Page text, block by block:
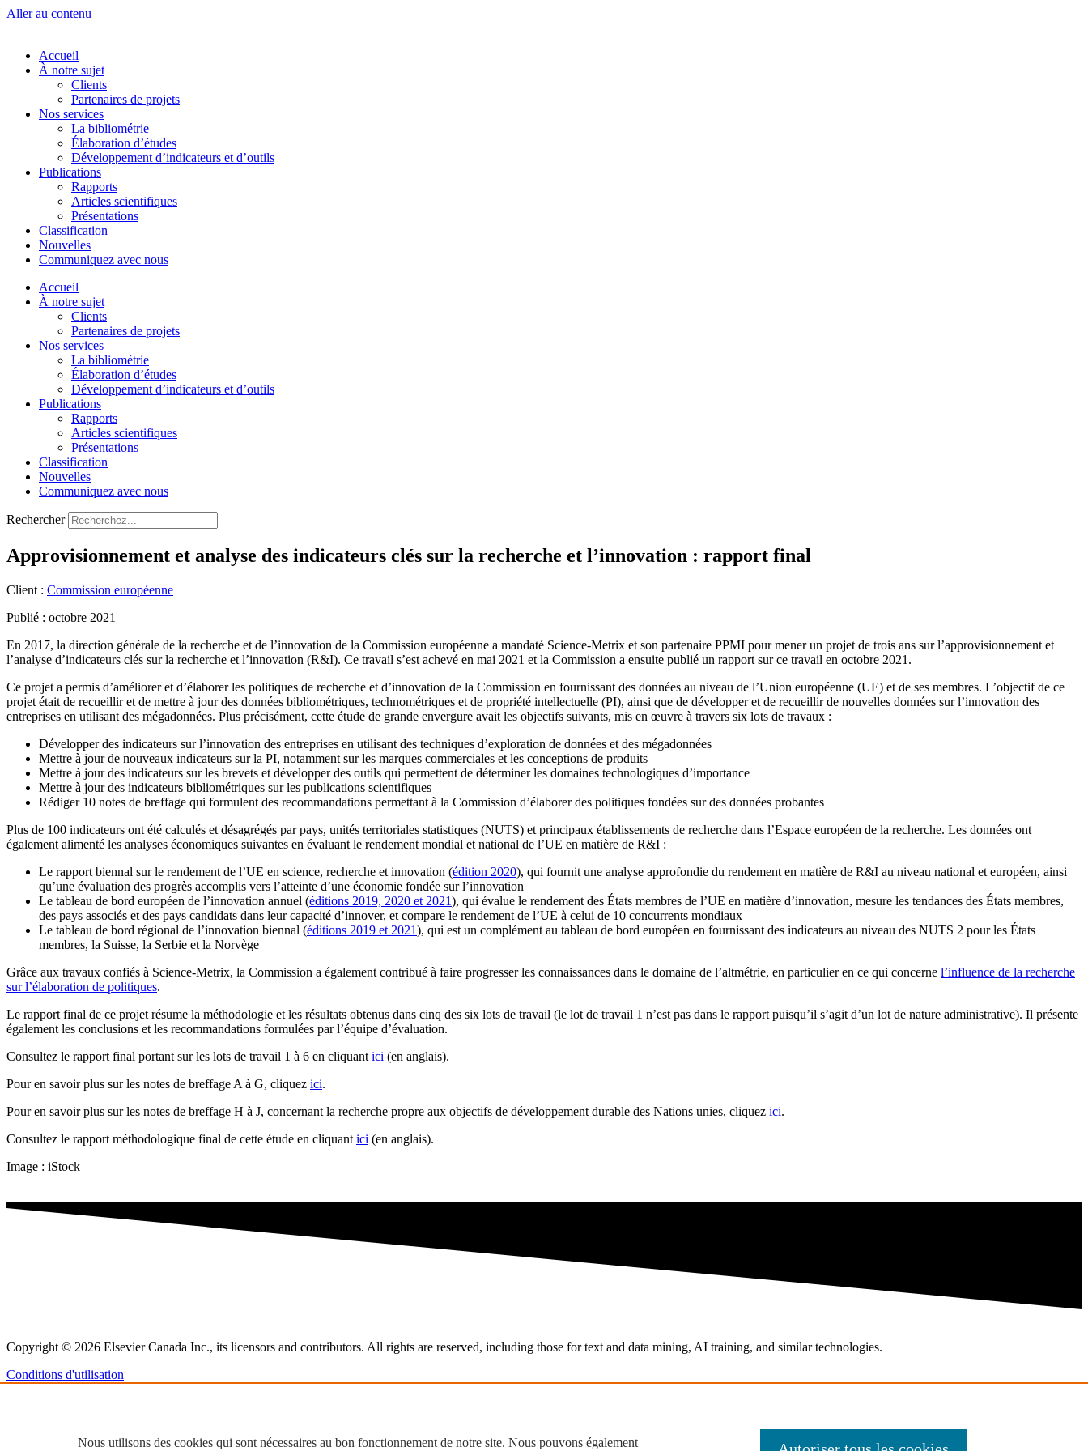
Aller au contenu
Accueil
À notre sujet
Clients
Partenaires de projets
Nos services
La bibliométrie
Élaboration d’études
Développement d’indicateurs et d’outils
Publications
Rapports
Articles scientifiques
Présentations
Classification
Nouvelles
Communiquez avec nous
Accueil
À notre sujet
Clients
Partenaires de projets
Nos services
La bibliométrie
Élaboration d’études
Développement d’indicateurs et d’outils
Publications
Rapports
Articles scientifiques
Présentations
Classification
Nouvelles
Communiquez avec nous
Rechercher
Approvisionnement et analyse des indicateurs clés sur la recherche et l’innovation : rapport final
Client : Commission européenne
Publié : octobre 2021
En 2017, la direction générale de la recherche et de l’innovation de la Commission européenne a mandaté Science-Metrix et son partenaire PPMI pour mener un projet de trois ans sur l’approvisionnement et
l’analyse d’indicateurs clés sur la recherche et l’innovation (R&I). Ce travail s’est achevé en mai 2021 et la Commission a ensuite publié un rapport sur ce travail en octobre 2021.
Ce projet a permis d’améliorer et d’élaborer les politiques de recherche et d’innovation de la Commission en fournissant des données au niveau de l’Union européenne (UE) et de ses membres. L’objectif de ce
projet était de recueillir et de mettre à jour des données bibliométriques, technométriques et de propriété intellectuelle (PI), ainsi que de développer et de recueillir de nouvelles données sur l’innovation des
entreprises en utilisant des mégadonnées. Plus précisément, cette étude de grande envergure avait les objectifs suivants, mis en œuvre à travers six lots de travaux :
Développer des indicateurs sur l’innovation des entreprises en utilisant des techniques d’exploration de données et des mégadonnées
Mettre à jour de nouveaux indicateurs sur la PI, notamment sur les marques commerciales et les conceptions de produits
Mettre à jour des indicateurs sur les brevets et développer des outils qui permettent de déterminer les domaines technologiques d’importance
Mettre à jour des indicateurs bibliométriques sur les publications scientifiques
Rédiger 10 notes de breffage qui formulent des recommandations permettant à la Commission d’élaborer des politiques fondées sur des données probantes
Plus de 100 indicateurs ont été calculés et désagrégés par pays, unités territoriales statistiques (NUTS) et principaux établissements de recherche dans l’Espace européen de la recherche. Les données ont
également alimenté les analyses économiques suivantes en évaluant le rendement mondial et national de l’UE en matière de R&I :
Le rapport biennal sur le rendement de l’UE en science, recherche et innovation (édition 2020), qui fournit une analyse approfondie du rendement en matière de R&I au niveau national et européen, ainsi
qu’une évaluation des progrès accomplis vers l’atteinte d’une économie fondée sur l’innovation
Le tableau de bord européen de l’innovation annuel (éditions 2019, 2020 et 2021), qui évalue le rendement des États membres de l’UE en matière d’innovation, mesure les tendances des États membres,
des pays associés et des pays candidats dans leur capacité d’innover, et compare le rendement de l’UE à celui de 10 concurrents mondiaux
Le tableau de bord régional de l’innovation biennal (éditions 2019 et 2021), qui est un complément au tableau de bord européen en fournissant des indicateurs au niveau des NUTS 2 pour les États
membres, la Suisse, la Serbie et la Norvège
Grâce aux travaux confiés à Science-Metrix, la Commission a également contribué à faire progresser les connaissances dans le domaine de l’altmétrie, en particulier en ce qui concerne l’influence de la recherche
sur l’élaboration de politiques.
Le rapport final de ce projet résume la méthodologie et les résultats obtenus dans cinq des six lots de travail (le lot de travail 1 n’est pas dans le rapport puisqu’il s’agit d’un lot de nature administrative). Il présente
également les conclusions et les recommandations formulées par l’équipe d’évaluation.
Consultez le rapport final portant sur les lots de travail 1 à 6 en cliquant ici (en anglais).
Pour en savoir plus sur les notes de breffage A à G, cliquez ici.
Pour en savoir plus sur les notes de breffage H à J, concernant la recherche propre aux objectifs de développement durable des Nations unies, cliquez ici.
Consultez le rapport méthodologique final de cette étude en cliquant ici (en anglais).
Image : iStock
Copyright © 2026 Elsevier Canada Inc., its licensors and contributors. All rights are reserved, including those for text and data mining, AI training, and similar technologies.
Conditions d'utilisation
Cookies & settings.Nous utilisons des cookies qui sont nécessaires au bon fonctionnement de notre site. Nous pouvons également